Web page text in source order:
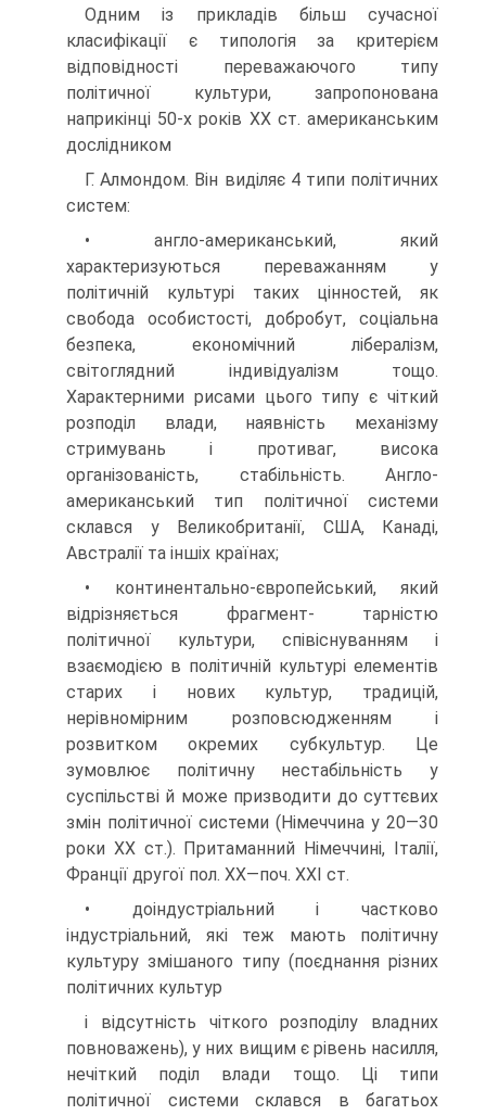
Одним із прикладів більш сучасної
класифікації є типологія за критерієм
відповідності переважаючого типу
політичної культури, запропонована
наприкінці 50-х років ХХ ст. американським
дослідником
Г. Алмондом. Він виділяє 4 типи політичних
систем:
• англо-американський, який
характеризуються переважанням у
політичній культурі таких цінностей, як
свобода особистості, добробут, соціальна
безпека, економічний лібералізм,
світоглядний індивідуалізм тощо.
Характерними рисами цього типу є чіткий
розподіл влади, наявність механізму
стримувань і противаг, висока
організованість, стабільність. Англо-
американський тип політичної системи
склався у Великобританії, США, Канаді,
Австралії та іншіх країнах;
• континентально-європейський, який
відрізняється фрагмент- тарністю
політичної культури, співіснуванням і
взаємодією в політичній культурі елементів
старих і нових культур, традицій,
нерівномірним розповсюдженням і
розвитком окремих субкультур. Це
зумовлює політичну нестабільність у
суспільстві й може призводити до суттєвих
змін політичної системи (Німеччина у 20—30
роки XX ст.). Притаманний Німеччині, Італії,
Франції другої пол. XX—поч. XXI ст.
• доіндустріальний і частково
індустріальний, які теж мають політичну
культуру змішаного типу (поєднання різних
політичних культур
і відсутність чіткого розподілу владних
повноважень), у них вищим є рівень насилля,
нечіткий поділ влади тощо. Ці типи
політичної системи склався в багатьох